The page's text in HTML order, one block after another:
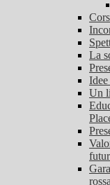
La
Un
rossa